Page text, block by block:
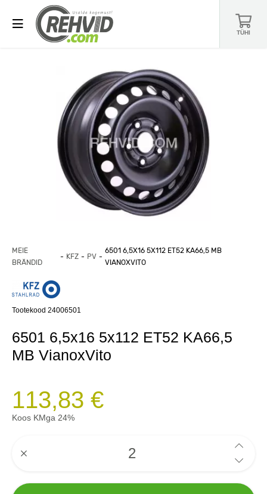
TÜHI
MEIE
BRÄNDID
KFZ PV
6501 6,5X16 5X112 ET52 KA66,5 MB
VIANOXVITO
Tootekood 24006501
6501 6,5x16 5x112 ET52 KA66,5
MB VianoxVito
113,83 €
Koos KMga 24%